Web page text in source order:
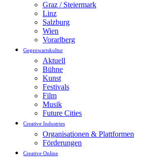
Graz / Steiermark
Linz
Salzburg
Wien
Vorarlberg
Gegenwartskultur
Aktuell
Bühne
Kunst
Festivals
Film
Musik
Future Cities
Creative Industries
Organisationen & Plattformen
Förderungen
Creative Online